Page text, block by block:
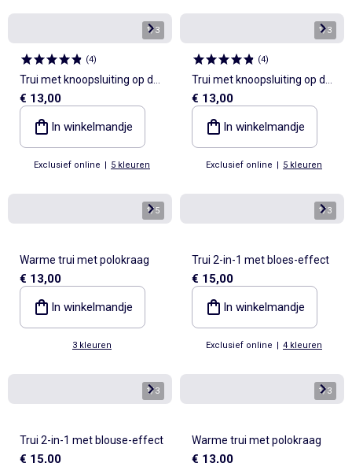
1/3
(4)
Trui met knoopsluiting op de
schouder
€ 13,00
In winkelmandje
Exclusief online | 5 kleuren
1/3
(4)
Trui met knoopsluiting op de
schouder
€ 13,00
In winkelmandje
Exclusief online | 5 kleuren
1/5
Warme trui met polokraag
€ 13,00
In winkelmandje
3 kleuren
1/3
Trui 2-in-1 met bloes-effect
€ 15,00
In winkelmandje
Exclusief online | 4 kleuren
1/3
Trui 2-in-1 met blouse-effect
€ 15,00
1/3
Warme trui met polokraag
€ 13,00